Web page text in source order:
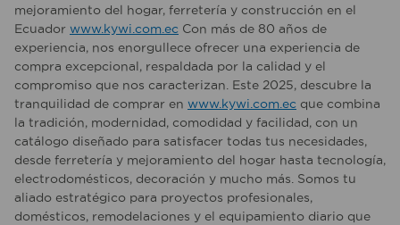
mejoramiento del hogar, ferretería y construcción en el
Ecuador www.kywi.com.ec Con más de 80 años de
experiencia, nos enorgullece ofrecer una experiencia de
compra excepcional, respaldada por la calidad y el
compromiso que nos caracterizan. Este 2025, descubre la
tranquilidad de comprar en www.kywi.com.ec que combina
la tradición, modernidad, comodidad y facilidad, con un
catálogo diseñado para satisfacer todas tus necesidades,
desde ferretería y mejoramiento del hogar hasta tecnología,
electrodomésticos, decoración y mucho más. Somos tu
aliado estratégico para proyectos profesionales,
domésticos, remodelaciones y el equipamiento diario que